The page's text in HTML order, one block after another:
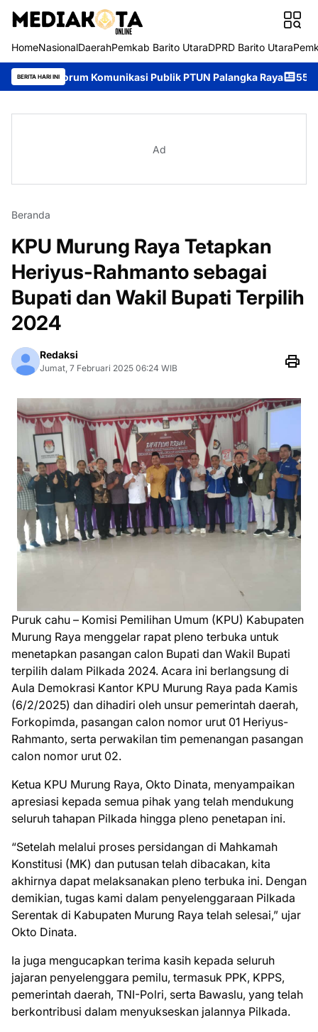
HomeNasionalDaerahPemkab Barito UtaraDPRD Barito Utara
BERITA HARI INI
Komunikasi Publik PTUN Palangka Raya 55 Lansia
Ad
Beranda
KPU Murung Raya Tetapkan
Heriyus-Rahmanto sebagai
Bupati dan Wakil Bupati Terpilih
2024
Redaksi
Jumat, 7 Februari 2025 06:24 WIB
Puruk cahu – Komisi Pemilihan Umum (KPU) Kabupaten
Murung Raya menggelar rapat pleno terbuka untuk
menetapkan pasangan calon Bupati dan Wakil Bupati
terpilih dalam Pilkada 2024. Acara ini berlangsung di
Aula Demokrasi Kantor KPU Murung Raya pada Kamis
(6/2/2025) dan dihadiri oleh unsur pemerintah daerah,
Forkopimda, pasangan calon nomor urut 01 Heriyus-
Rahmanto, serta perwakilan tim pemenangan pasangan
calon nomor urut 02.
Ketua KPU Murung Raya, Okto Dinata, menyampaikan
apresiasi kepada semua pihak yang telah mendukung
seluruh tahapan Pilkada hingga pleno penetapan ini.
“Setelah melalui proses persidangan di Mahkamah
Konstitusi (MK) dan putusan telah dibacakan, kita
akhirnya dapat melaksanakan pleno terbuka ini. Dengan
demikian, tugas kami dalam penyelenggaraan Pilkada
Serentak di Kabupaten Murung Raya telah selesai,” ujar
Okto Dinata.
Ia juga mengucapkan terima kasih kepada seluruh
jajaran penyelenggara pemilu, termasuk PPK, KPPS,
pemerintah daerah, TNI-Polri, serta Bawaslu, yang telah
berkontribusi dalam menyukseskan jalannya Pilkada.